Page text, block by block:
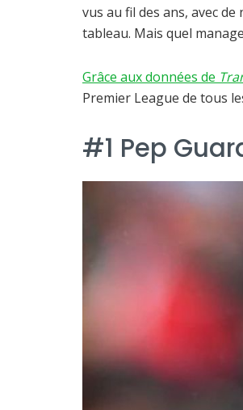
vus au fil des ans, avec
tableau. Mais quel
Grâce aux données de
Premier League de tous
#1 Pep